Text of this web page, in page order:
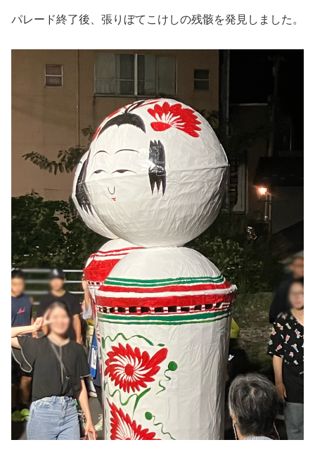
パレード終了後、張りぼてこけしの残骸を発見しました。